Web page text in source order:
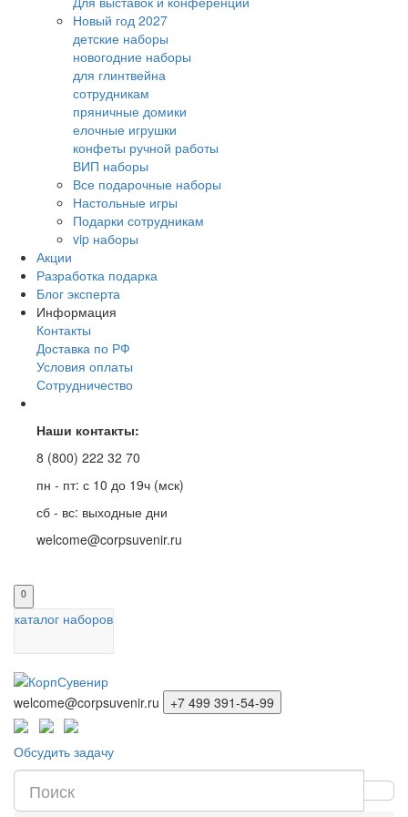
Новый год 2027
детские наборы
новогодние наборы
для глинтвейна
сотрудникам
пряничные домики
елочные игрушки
конфеты ручной работы
ВИП наборы
Все подарочные наборы
Настольные игры
Подарки сотрудникам
vip наборы
Акции
Разработка подарка
Блог эксперта
Информация
Контакты
Доставка по РФ
Условия оплаты
Сотрудничество
Наши контакты:
8 (800) 222 32 70
пн - пт: с 10 до 19ч (мск)
сб - вс: выходные дни
welcome@corpsuvenir.ru
0
каталог наборов
welcome@corpsuvenir.ru +7 499 391-54-99
Обсудить задачу